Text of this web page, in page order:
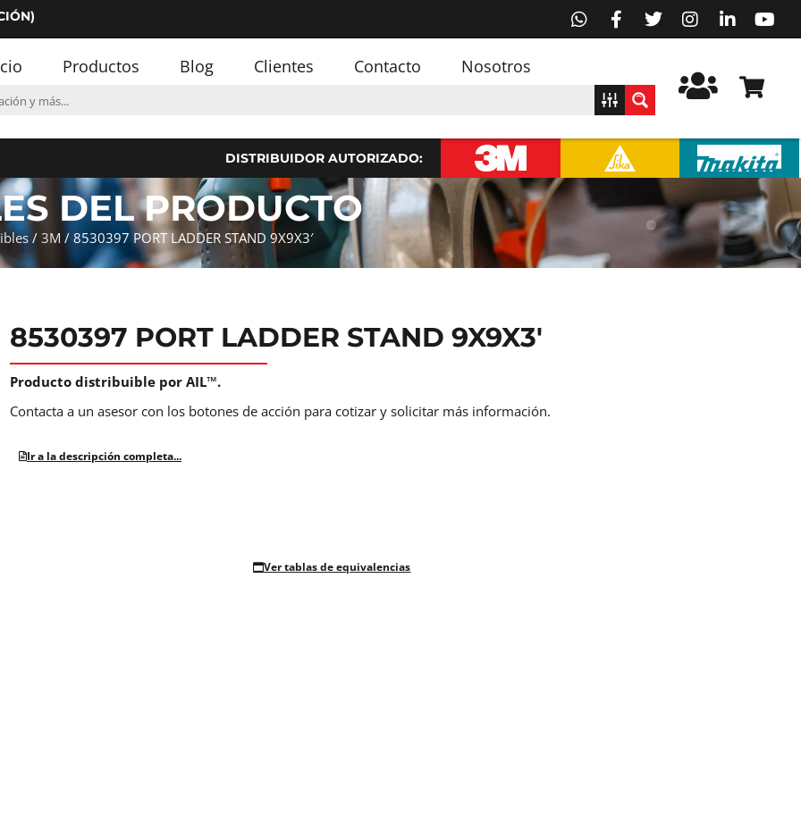
Productos Blog Clientes Contacto Nosotros
DISTRIBUIDOR AUTORIZADO:
DEL PRODUCTO
/ 3M / 8530397 PORT LADDER STAND 9X9X3′
8530397 PORT LADDER STAND 9X9X3′
Producto distribuible por AIL™.
Contacta a un asesor con los botones de acción para cotizar y solicitar más información.
Ir a la descripción completa...
Ver tablas de equivalencias